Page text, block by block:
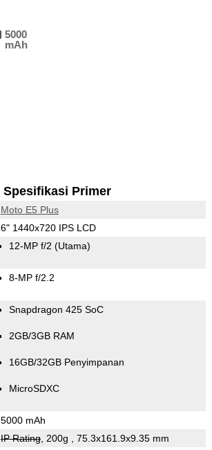
5000
mAh
Spesifikasi Primer
Moto E5 Plus
6" 1440x720 IPS LCD
12-MP f/2 (Utama)
8-MP f/2.2
Snapdragon 425 SoC
2GB/3GB RAM
16GB/32GB Penyimpanan
MicroSDXC
5000 mAh
IP Rating, 200g , 75.3x161.9x9.35 mm